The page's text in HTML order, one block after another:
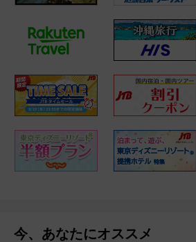
今、あなたにオススメ